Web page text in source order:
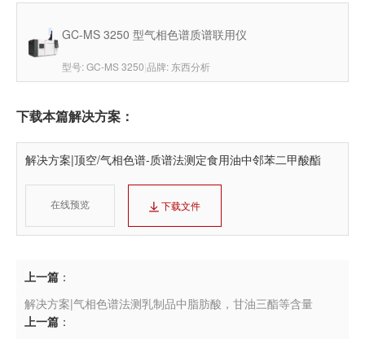
GC-MS 3250 型气相色谱质谱联用仪
型号: GC-MS 3250 品牌: 东西分析
下载本篇解决方案：
解决方案|顶空/气相色谱-质谱法测定食用油中邻苯二甲酸酯
在线预览 下载文件
上一篇 ：
解决方案|气相色谱法测乳制品中脂肪酸，甘油三酯等含量
上一篇 ：